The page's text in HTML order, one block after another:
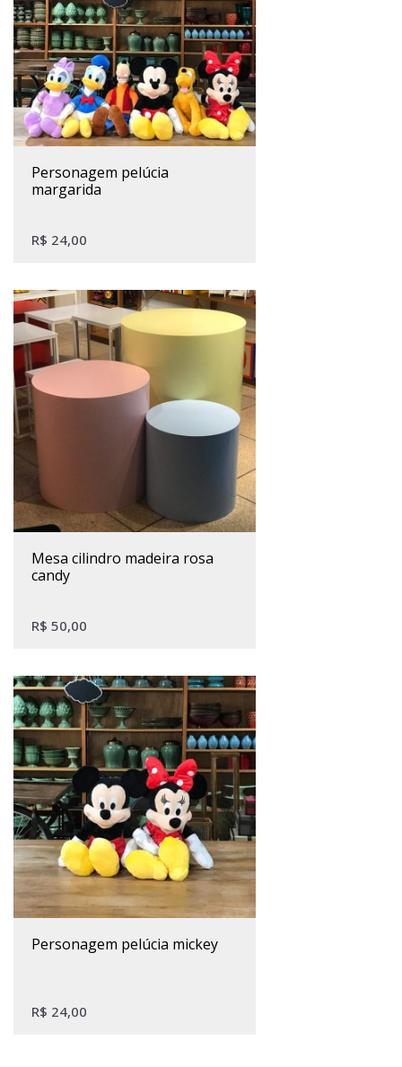
personagem pelúcia
margarida
R$ 24,00
mesa cilindro madeira rosa
candy
R$ 50,00
personagem pelúcia mickey
R$ 24,00